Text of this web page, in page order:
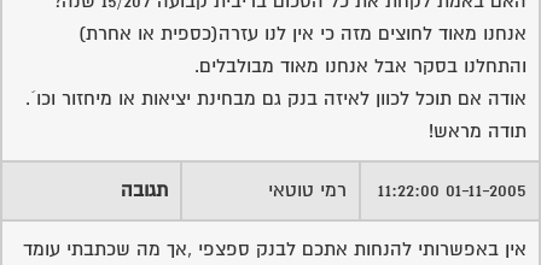
שירות אישי לוועדי בתים - איתור
בעלי מקצוע
המוקד לדייר של פורטל בית משותף דואג שבעלי מקצוע הוגנים
מלא את הטופס אולחץ לשליחת הודעת ווצאפ